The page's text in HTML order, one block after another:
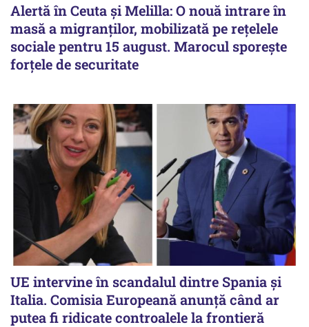
Alertă în Ceuta și Melilla: O nouă intrare în
masă a migranților, mobilizată pe rețelele
sociale pentru 15 august. Marocul sporește
forțele de securitate
UE intervine în scandalul dintre Spania și
Italia. Comisia Europeană anunță când ar
putea fi ridicate controalele la frontieră